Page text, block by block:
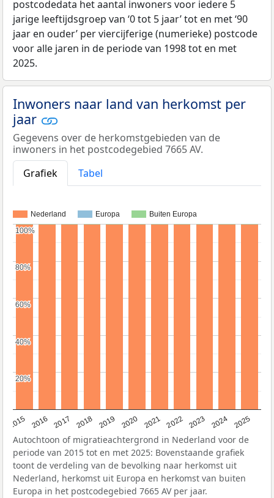
postcodedata het aantal inwoners voor iedere 5
jarige leeftijdsgroep van ‘0 tot 5 jaar’ tot en met ‘90
jaar en ouder’ per viercijferige (numerieke) postcode
voor alle jaren in de periode van 1998 tot en met
2025.
Inwoners naar land van herkomst per
jaar
Gegevens over de herkomstgebieden van de
inwoners in het postcodegebied 7665 AV.
Grafiek
Tabel
Nederland Europa Buiten Europa
2015 2016 2017 2018 2019 2020 2021 2022 2023 2024 2025
20%
20%
40%
40%
60%
60%
80%
80%
100%
100%
Autochtoon of migratieachtergrond in Nederland voor de
periode van 2015 tot en met 2025: Bovenstaande grafiek
toont de verdeling van de bevolking naar herkomst uit
Nederland, herkomst uit Europa en herkomst van buiten
Europa in het postcodegebied 7665 AV per jaar.